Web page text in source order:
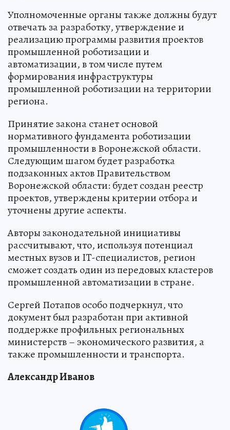
Уполномоченные органы также должны будут
отвечать за разработку, утверждение и
реализацию программы развития проектов
промышленной роботизации и
автоматизации, в том числе путем
формирования инфраструктуры
промышленной роботизации на территории
региона.
Принятие закона станет основой
нормативного фундамента роботизации
промышленности в Воронежской области.
Следующим шагом будет разработка
подзаконных актов Правительством
Воронежской области: будет создан реестр
проектов, утверждены критерии отбора и
уточнены другие аспекты.
Авторы законодательной инициативы
рассчитывают, что, используя потенциал
местных вузов и IT-специалистов, регион
сможет создать один из передовых кластеров
промышленной автоматизации в стране.
Сергей Потапов особо подчеркнул, что
документ был разработан при активной
поддержке профильных региональных
министерств – экономического развития, а
также промышленности и транспорта.
Александр Иванов